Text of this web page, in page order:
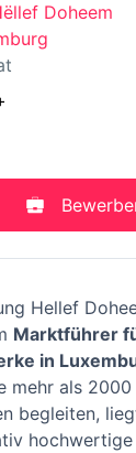
Doheem
:
Hellef
Marktführer
in
mehr als
begleiten,